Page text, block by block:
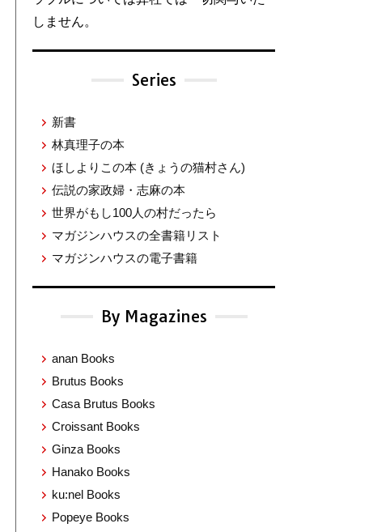
しません。
Series
新書
林真理子の本
ほしよりこの本 (きょうの猫村さん)
伝説の家政婦・志麻の本
世界がもし100人の村だったら
マガジンハウスの全書籍リスト
マガジンハウスの電子書籍
By Magazines
anan Books
Brutus Books
Casa Brutus Books
Croissant Books
Ginza Books
Hanako Books
ku:nel Books
Popeye Books